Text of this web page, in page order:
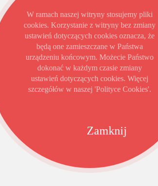
Zamknij
W ramach naszej witryny stosujemy pliki
cookies. Korzystanie z witryny bez zmiany
ustawień dotyczących cookies oznacza, że
będą one zamieszczane w Państwa
urządzeniu końcowym. Możecie Państwo
dokonać w każdym czasie zmiany
ustawień dotyczących cookies. Więcej
szczegółów w naszej 'Polityce Cookies'.